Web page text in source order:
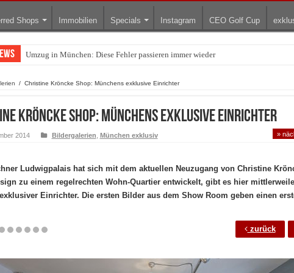
Shops Immobilien Specials Instagram CEO Golf Cup
Umzug in München: Diese Fehler passieren immer wieder
Zu Gast im Fränk’ness: Sternekoch Alexander Herrmann lädt krebskranke Kinder
/ Christine Kröncke Shop: Münchens exklusive Einrichter
Kröncke Shop: Münchens exklusive Einrichter
2014 Bildergalerien München exklusiv »
Ludwigpalais hat sich mit dem aktuellen Neuzugang von Christine
zu einem regelrechten Wohn-Quartier entwickelt, gibt es hier
Einrichter. Die ersten Bilder aus dem Show Room geben einen
zurück